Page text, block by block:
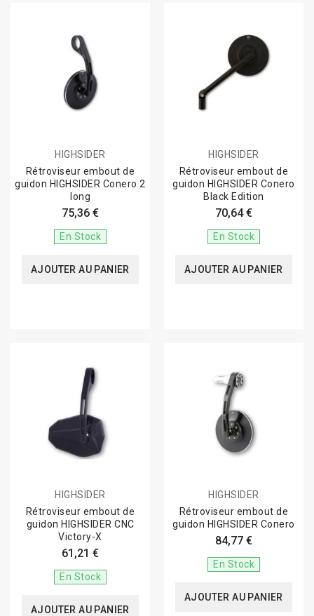
HIGHSIDER
Rétroviseur embout de
guidon HIGHSIDER Conero 2
long
75,36 €
En Stock
AJOUTER AU PANIER
HIGHSIDER
Rétroviseur embout de
guidon HIGHSIDER Conero
Black Edition
70,64 €
En Stock
AJOUTER AU PANIER
HIGHSIDER
Rétroviseur embout de
guidon HIGHSIDER CNC
Victory-X
61,21 €
En Stock
AJOUTER AU PANIER
HIGHSIDER
Rétroviseur embout de
guidon HIGHSIDER Conero
84,77 €
En Stock
AJOUTER AU PANIER